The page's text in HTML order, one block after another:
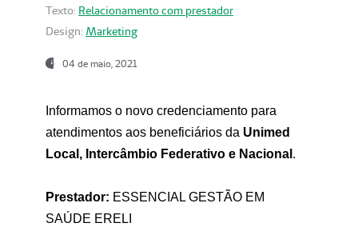
Texto: Relacionamento com prestador
Design: Marketing
04 de maio, 2021
Informamos o novo credenciamento para
atendimentos aos beneficiários da Unimed
Local, Intercâmbio Federativo e Nacional .
Prestador: ESSENCIAL GESTÃO EM
SAÚDE ERELI